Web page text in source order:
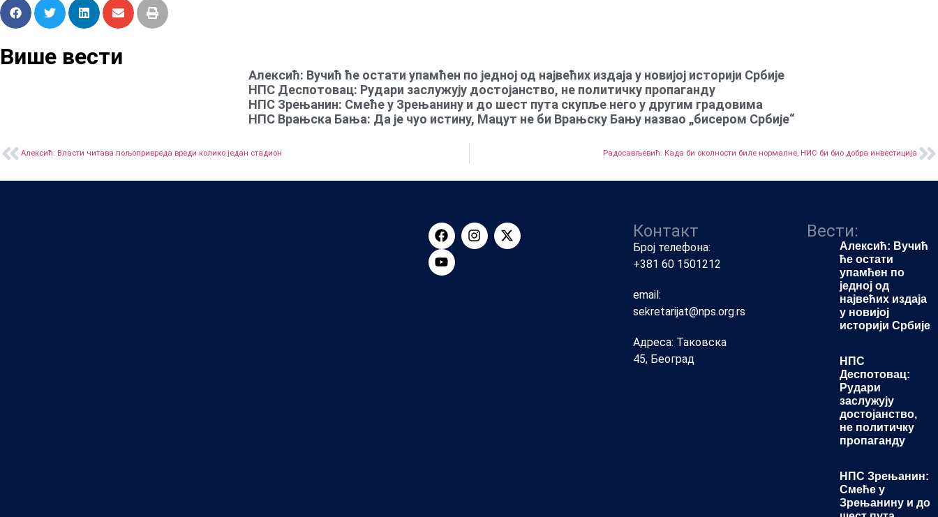
Више вести
Алексић: Вучић ће остати упамћен по једној од највећих издаја у новијој историји Србије
НПС Деспотовац: Рудари заслужују достојанство, не политичку пропаганду
НПС Зрењанин: Смеће у Зрењанину и до шест пута скупље него у другим градовима
НПС Врањска Бања: Да је чуо истину, Мацут не би Врањску Бању назвао „бисером Србије“
Алексић: Власти читава пољопривреда вреди колико један стадион Радосављевић: Када би околности биле нормалне, НИС би био добра инвестиција
Контакт
Број телефона:
+381 60 1501212
email:
sekretarijat@nps.org.rs
Адреса: Таковска
45, Београд
Вести:
Алексић: Вучић
ће остати
упамћен по
једној од
највећих издаја
у новијој
историји Србије
НПС
Деспотовац:
Рудари
заслужују
достојанство,
не политичку
пропаганду
НПС Зрењанин:
Смеће у
Зрењанину и до